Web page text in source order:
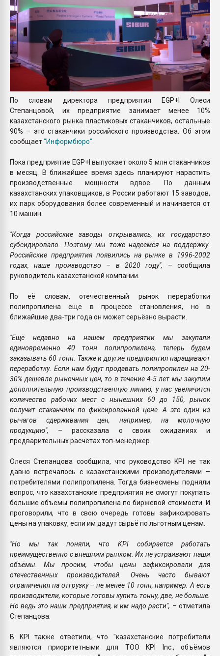
По словам директора предприятия EGP+I Олеси
Степанцовой, их предприятие занимает менее 10%
казахстанского рынка пластиковых стаканчиков, остальные
90% – это стаканчики российского производства. Об этом
сообщает"Информбюро"
Пока предприятие EGP+I выпускает около 5 млн стаканчиков
в месяц. В ближайшее время здесь планируют нарастить
производственные мощности вдвое. По данным
казахстанских упаковщиков, в России работают 15 заводов,
их парк оборудования более современный и начинается от
10 машин.
"Когда российские заводы открывались, их государство
субсидировало. Поэтому мы тоже надеемся на поддержку.
Российские предприятия появились на рынке в 1996-2002
годах, наше производство – в 2020 году", – сообщила
руководитель казахстанской компании.
По её словам, отечественный рынок переработки
полипропилена ещё в процессе становления, но в
ближайшие два-три года он может серьёзно вырасти.
"Ещё недавно на нашем предприятии мы закупали
единовременно 40 тонн полипропилена, теперь будем
заказывать 60 тонн. Также и другие предприятия наращивают
переработку. Если нам будут продавать полипропилен на 20-
30% дешевле рыночных цен, то в течение 4-5 лет мы закупим
дополнительную производственную линию, у нас увеличится
количество рабочих мест с нынешних 60 до 150, рынок
получит стаканчики по фиксированной цене. А это один из
рычагов сдерживания цен, например, на молочную
продукцию", – рассказала о своих ожиданиях и
предварительных расчётах топ-менеджер.
Олеся Степанцова сообщила, что руководство KPI не так
давно встречалось с казахстанскими производителями –
потребителями полипропилена. Тогда бизнесмены подняли
вопрос, что казахстанские предприятия не смогут покупать
большие объёмы полипропилена по биржевой стоимости. И
проговорили, что в свою очередь готовы зафиксировать
цены на упаковку, если им дадут сырьё по льготным ценам.
"Но мы так поняли, что KPI собирается работать
преимущественно с внешним рынком. Их не устраивают наши
объёмы. Мы просим, чтобы цены зафиксировали для
отечественных производителей. Очень часто бывают
ограничения на отгрузку – не менее 10 тонн, например. А есть
производители, которые готовы купить тонну, две, не больше.
Но ведь это наши предприятия, и им надо расти", – отметила
Степанцова.
В KPI также ответили, что "казахстанские потребители
являются приоритетными для ТОО KPI Inc., объёмов